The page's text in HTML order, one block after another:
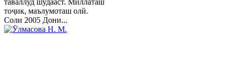
тоҷик, маълумоташ олӣ.
Соли 2005 Дони...